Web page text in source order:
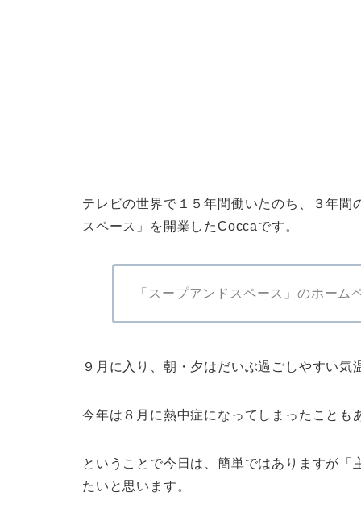
テレビの世界で１５年間働いたのち、３年
スペース」を開業したCoccaです。
「スープアンドスペース」のホーム
９月に入り、朝・夕はだいぶ過ごしやすい気
今年は８月に熱中症になってしまったこと
ということで今日は、簡単ではありますが
たいと思います。